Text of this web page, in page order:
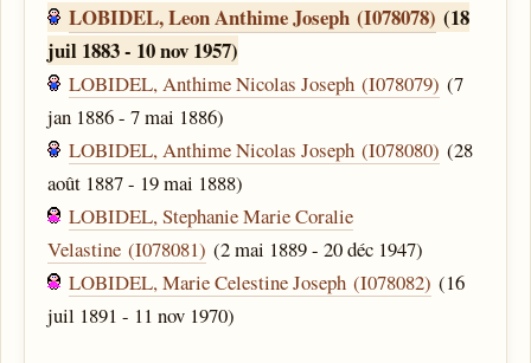
LOBIDEL, Leon Anthime Joseph (I078078) (18
juil 1883 - 10 nov 1957)
LOBIDEL, Anthime Nicolas Joseph (I078079) (7
jan 1886 - 7 mai 1886)
LOBIDEL, Anthime Nicolas Joseph (I078080) (28
août 1887 - 19 mai 1888)
LOBIDEL, Stephanie Marie Coralie
Velastine (I078081) (2 mai 1889 - 20 déc 1947)
LOBIDEL, Marie Celestine Joseph (I078082) (16
juil 1891 - 11 nov 1970)